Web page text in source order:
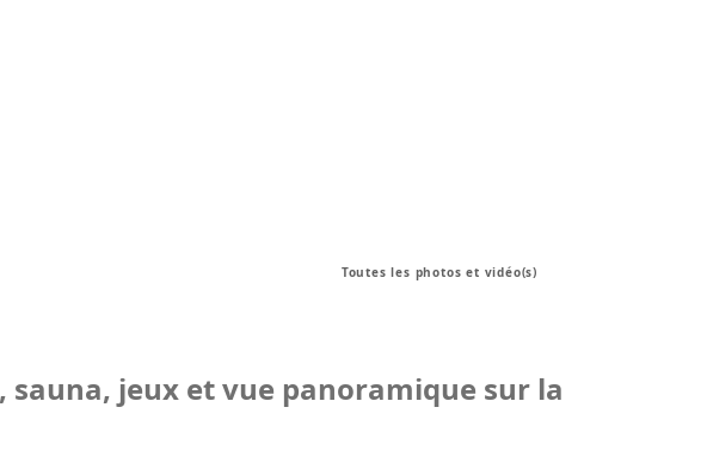
Toutes les photos et vidéo(s)
sauna, jeux et vue panoramique sur la